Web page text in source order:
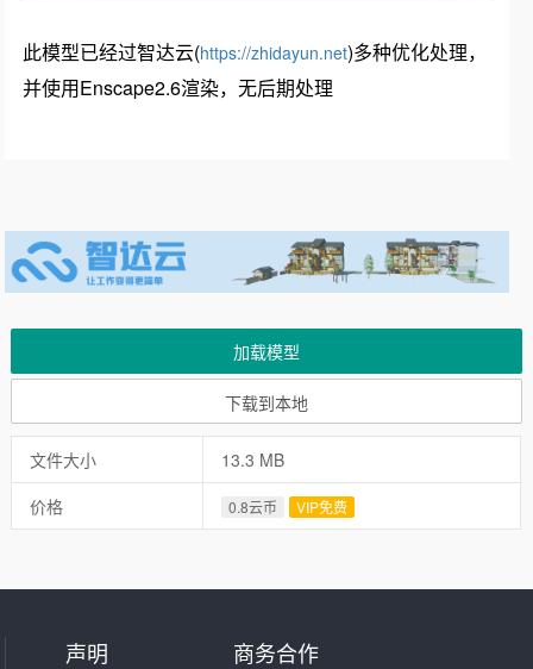
此模型已经过智达云(https://zhidayun.net)多种优化处理，
并使用Enscape2.6渲染，无后期处理
加载模型
下载到本地
文件大小
13.3 MB
价格
0.8云币 VIP免费
声明 商务合作